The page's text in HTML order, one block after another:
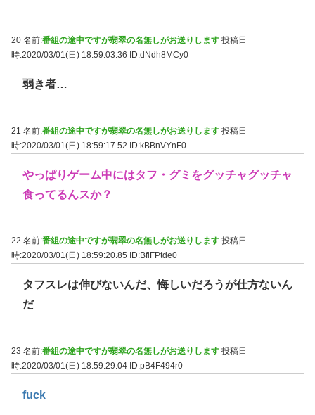
20 名前:番組の途中ですが翡翠の名無しがお送りします 投稿日
時:2020/03/01(日) 18:59:03.36
ID:dNdh8MCy0
弱き者…
21 名前:番組の途中ですが翡翠の名無しがお送りします 投稿日
時:2020/03/01(日) 18:59:17.52 ID:kBBnVYnF0
やっぱりゲーム中にはタフ・グミをグッチャグッチャ
食ってるんスか？
22 名前:番組の途中ですが翡翠の名無しがお送りします 投稿日
時:2020/03/01(日) 18:59:20.85
ID:BflFPtde0
タフスレは伸びないんだ、悔しいだろうが仕方ないん
だ
23 名前:番組の途中ですが翡翠の名無しがお送りします 投稿日
時:2020/03/01(日) 18:59:29.04 ID:pB4F494r0
fuck